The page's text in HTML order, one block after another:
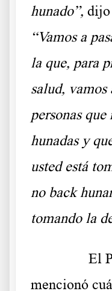
hunado”, dijo
“Vamos a
la que, para
salud, vamos
personas que
hunadas y
usted está
no back
tomando la
El
mencionó